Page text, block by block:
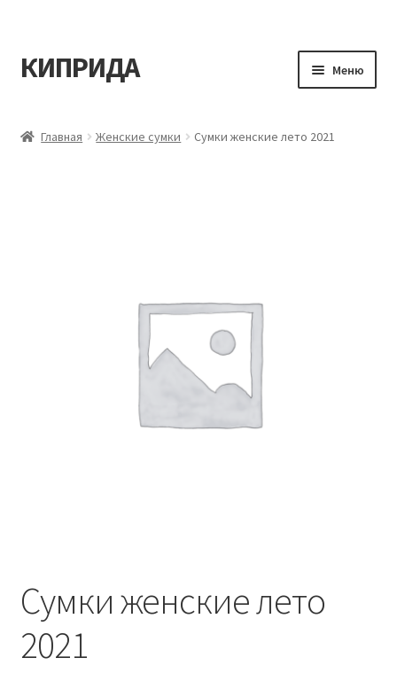
Перейти
к
Перейти
к
КИПРИДА Меню
Главная Женские сумки Сумки женские лето 2021
Сумки женские лето
2021